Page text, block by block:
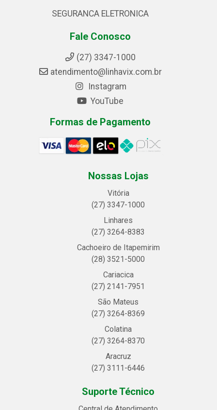
SEGURANCA ELETRONICA
Fale Conosco
(27) 3347-1000
atendimento@linhavix.com.br
Instagram
YouTube
Formas de Pagamento
Nossas Lojas
Vitória
(27) 3347-1000
Linhares
(27) 3264-8383
Cachoeiro de Itapemirim
(28) 3521-5000
Cariacica
(27) 2141-7951
São Mateus
(27) 3264-8369
Colatina
(27) 3264-8370
Aracruz
(27) 3111-6446
Suporte Técnico